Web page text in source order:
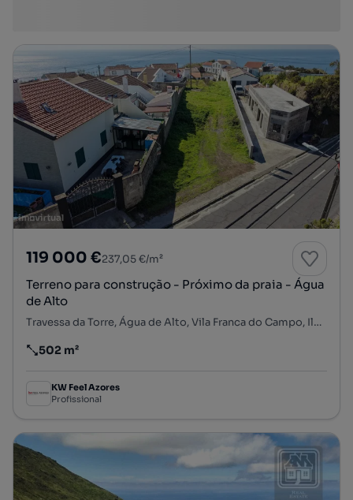
119 000 €237,05 €/m²
Terreno para construção - Próximo da praia - Água
de Alto
Travessa da Torre, Água de Alto, Vila Franca do Campo, Ilha de São Miguel
Preço por metro quadrado
502 m²
KW Feel Azores
Profissional